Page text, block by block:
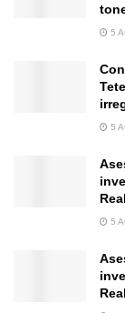
5
5
5